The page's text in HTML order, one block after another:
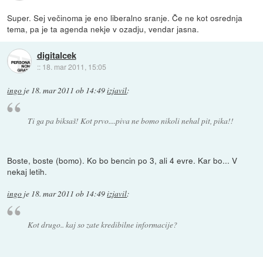
Super. Sej večinoma je eno liberalno sranje. Če ne kot osrednja
tema, pa je ta agenda nekje v ozadju, vendar jasna.
digitalcek
:: 18. mar 2011, 15:05
ingo je 18. mar 2011 ob 14:49izjavil:
Ti ga pa biksaš! Kot prvo....piva ne bomo nikoli nehal pit, pika!!
Boste, boste (bomo). Ko bo bencin po 3, ali 4 evre. Kar bo... V
nekaj letih.
ingo je 18. mar 2011 ob 14:49izjavil:
Kot drugo.. kaj so zate kredibilne informacije?